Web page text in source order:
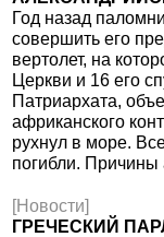
Год назад
совершить его
вертолет, на
Церкви и 16 его
Патриархата,
африканского
рухнул в море.
погибли.
[Новости]
ГРЕЧЕСКИЙ